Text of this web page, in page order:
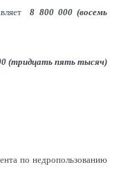
8 800 000 (восемь
(тридцать пять тысяч)
по недропользованию